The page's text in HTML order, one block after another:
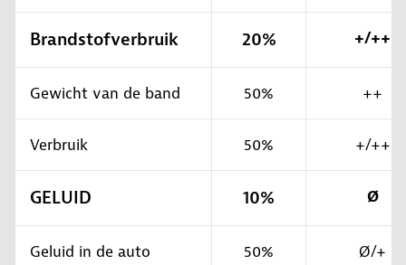
Brandstofverbruik 20% +/++
Gewicht van de band 50% ++
Verbruik 50% +/++
GELUID 10% Ø
Geluid in de auto 50% Ø/+